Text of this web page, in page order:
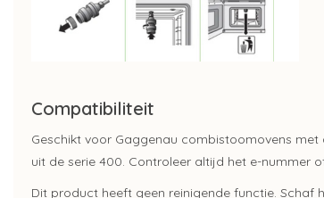
Compatibiliteit
Geschikt voor Gaggenau combistoomovens met
uit de serie 400. Controleer altijd het e-
Dit product heeft geen reinigende functie. Schaf